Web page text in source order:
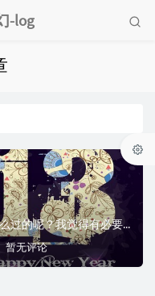
-log
两天过后就是2013年了，2012我是怎么过的呢？我觉得有必要给自己一个的2012年打个分数！都不知道要从哪里开头了。现在回过头看看我的2012还真没什么...
暂无评论